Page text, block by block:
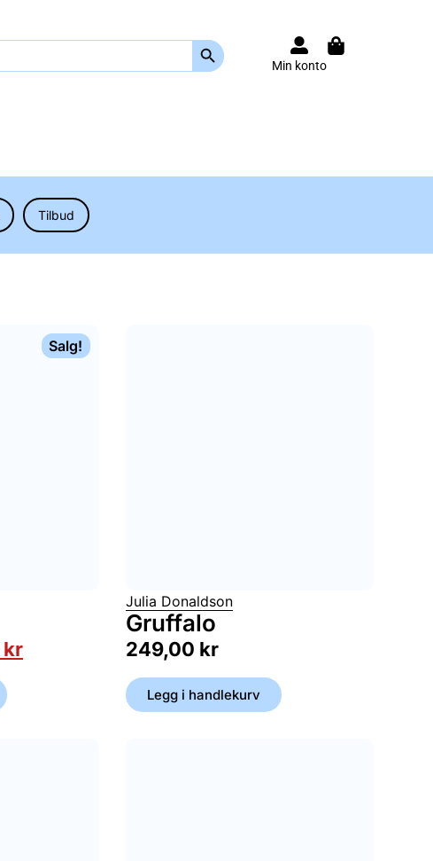
Search Button
Min konto
Tilbud
Salg!
kr
Julia Donaldson
Gruffalo
249,00 kr
Legg i handlekurv